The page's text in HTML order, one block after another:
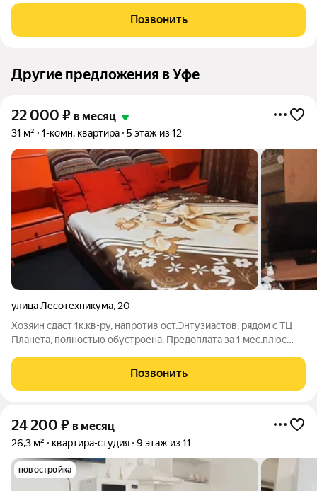
кухонный гарнитур, большой двухкамерный холодильник,
кухонный стол и
Позвонить
Другие предложения в Уфе
22 000 ₽ в месяц
31 м² 1-комн. квартира 5 этаж из 12
улица Лесотехникума, 20
Хозяин сдаст 1к.кв-ру, напротив ост.Энтузиастов, рядом с ТЦ
Планета, полностью обустроена. Предоплата за 1 мес.плюс
Проживание минимум по договору от 6 мес.и больше. Залог
10т. При проживании менее 6
Позвонить
24 200 ₽ в месяц
26,3 м² квартира-студия 9 этаж из 11
новостройка